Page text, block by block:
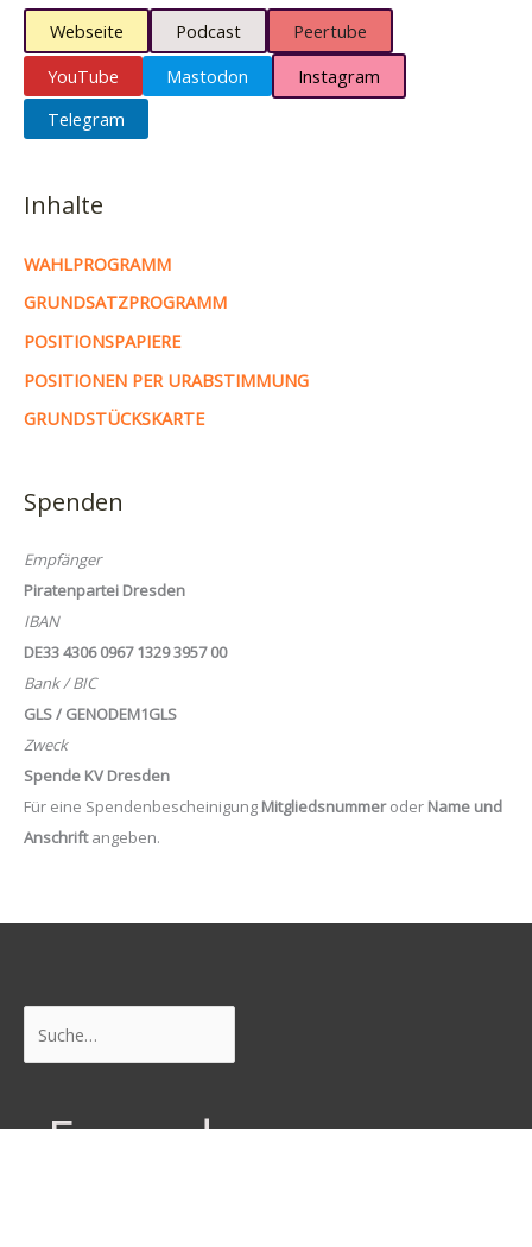
Webseite Podcast
Peertube
YouTube
Mastodon
Instagram
Telegram
Inhalte
WAHLPROGRAMM
GRUNDSATZPROGRAMM
POSITIONSPAPIERE
POSITIONEN PER URABSTIMMUNG
GRUNDSTÜCKSKARTE
Spenden
Empfänger
Piratenpartei Dresden
IBAN
DE33 4306 0967 1329 3957 00
Bank / BIC
GLS / GENODEM1GLS
Zweck
Spende KV Dresden
Für eine Spendenbescheinigung Mitgliedsnummeroder Name und
Anschriftangeben.
Freunde